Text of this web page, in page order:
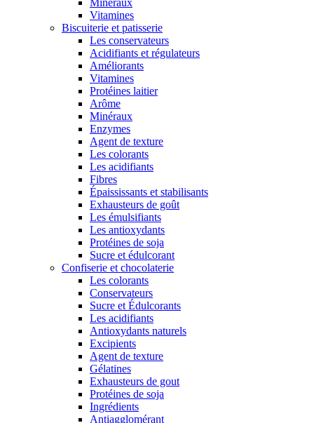
Minéraux
Vitamines
Biscuiterie et patisserie
Les conservateurs
Acidifiants et régulateurs
Améliorants
Vitamines
Protéines laitier
Arôme
Minéraux
Enzymes
Agent de texture
Les colorants
Les acidifiants
Fibres
Épaississants et stabilisants
Exhausteurs de goût
Les émulsifiants
Les antioxydants
Protéines de soja
Sucre et édulcorant
Confiserie et chocolaterie
Les colorants
Conservateurs
Sucre et Édulcorants
Les acidifiants
Antioxydants naturels
Excipients
Agent de texture
Gélatines
Exhausteurs de gout
Protéines de soja
Ingrédients
Antiagglomérant